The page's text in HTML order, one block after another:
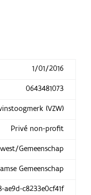
1/01/2016
0643481073
(VZW)
Privé non-profit
Gemeenschap
Gemeenschap
ae9d-c8233e0cf41f